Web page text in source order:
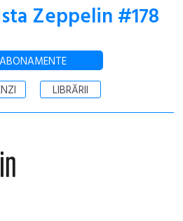
Zeppelin #178
ABONAMENTE
LIBRĂRII